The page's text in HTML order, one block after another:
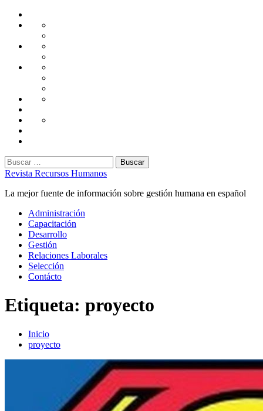
Saltar
Administración
Capacitación
Desarrollo
Gestión
Laborales
Selección
Buscar:
Revista Recursos Humanos
La mejor fuente de información sobre gestión humana en español
Menú
principal
Administración
Capacitación
Desarrollo
Gestión
Relaciones Laborales
Selección
Contácto
Etiqueta: proyecto
Inicio
proyecto